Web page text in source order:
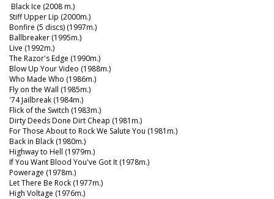
Black Ice (2008 m.)
Stiff Upper Lip (2000m.)
Bonfire (5 discs) (1997m.)
Ballbreaker (1995m.)
Live (1992m.)
The Razor's Edge (1990m.)
Blow Up Your Video (1988m.)
Who Made Who (1986m.)
Fly on the Wall (1985m.)
'74 Jailbreak (1984m.)
Flick of the Switch (1983m.)
Dirty Deeds Done Dirt Cheap (1981m.)
For Those About to Rock We Salute You (1981m.)
Back in Black (1980m.)
Highway to Hell (1979m.)
If You Want Blood You've Got It (1978m.)
Powerage (1978m.)
Let There Be Rock (1977m.)
High Voltage (1976m.)